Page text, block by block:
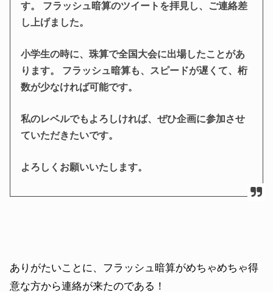
す。 フラッシュ暗算のツイートを拝見し、ご連絡差
し上げました。
小学生の時に、珠算で全国大会に出場したことがあ
ります。 フラッシュ暗算も、スピードが遅くて、桁
数が少なければ可能です。
私のレベルでもよろしければ、ぜひ企画に参加させ
ていただきたいです。
よろしくお願いいたします。
ありがたいことに、フラッシュ暗算がめちゃめちゃ得
意な方から連絡が来たのである！